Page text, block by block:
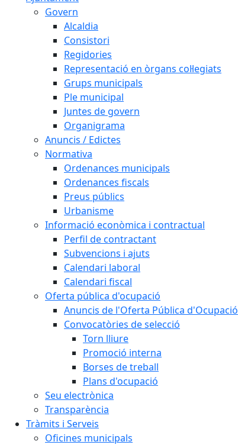
Govern
Alcaldia
Consistori
Regidories
Representació en òrgans col·legiats
Grups municipals
Ple municipal
Juntes de govern
Organigrama
Anuncis / Edictes
Normativa
Ordenances municipals
Ordenances fiscals
Preus públics
Urbanisme
Informació econòmica i contractual
Perfil de contractant
Subvencions i ajuts
Calendari laboral
Calendari fiscal
Oferta pública d'ocupació
Anuncis de l'Oferta Pública d'Ocupació
Convocatòries de selecció
Torn lliure
Promoció interna
Borses de treball
Plans d'ocupació
Seu electrònica
Transparència
Tràmits i Serveis
Oficines municipals